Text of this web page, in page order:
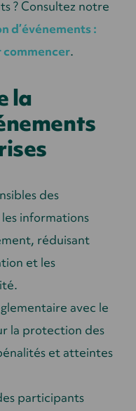
? Consultez notre
d’événements :
commencer.
la
des
informations
réduisant
et les
avec le
la protection des
et atteintes
participants